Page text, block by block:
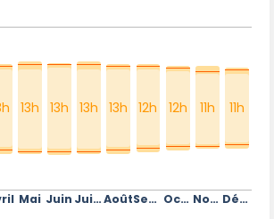
Mai
13h
Juin
13h
Juillet
13h
Août
13h
Septembre
12h
Octobre
12h
Novembre
11h
Décembre
11h